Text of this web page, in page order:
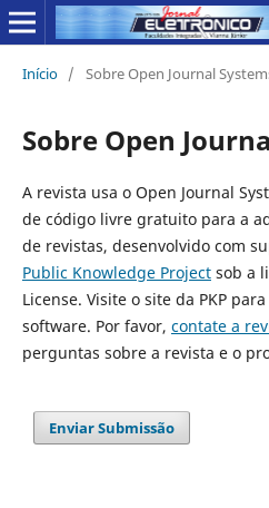
Início / Sobre Open Journal
Sobre Open
A revista usa o Open Journal
de código livre gratuito para a
de revistas, desenvolvido com
Public Knowledge Projectsob a
License. Visite o site da PKP
software. Por favor, contate a
perguntas sobre a revista e o
Enviar Submissão